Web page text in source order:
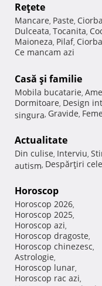
Reţete
Mancare, Paste, Ciorba
Dulceata, Tocanita,
Maioneza, Pilaf,
Ce mancam azi
Casă şi familie
Mobila bucatarie,
Dormitoare, Design
singura, Gravide,
Actualitate
Din culise, Interviu,
autism, Despărţiri
Horoscop
Horoscop 2026,
Horoscop 2025,
Horoscop azi,
Horoscop dragoste,
Horoscop chinezesc,
Astrologie,
Horoscop lunar,
Horoscop rac azi,